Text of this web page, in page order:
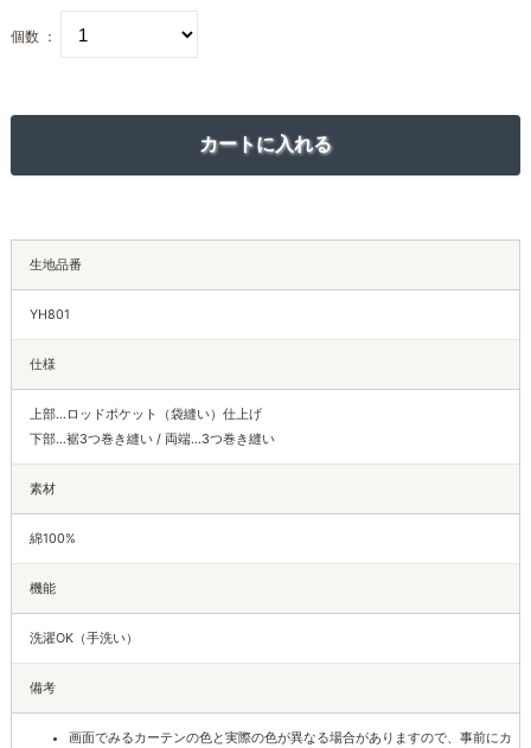
個数 ：
生地品番
YH801
仕様
上部…ロッドポケット（袋縫い）仕上げ
下部…裾3つ巻き縫い / 両端…3つ巻き縫い
素材
綿100%
機能
洗濯OK（手洗い）
備考
画面でみるカーテンの色と実際の色が異なる場合がありますので、事前にカ